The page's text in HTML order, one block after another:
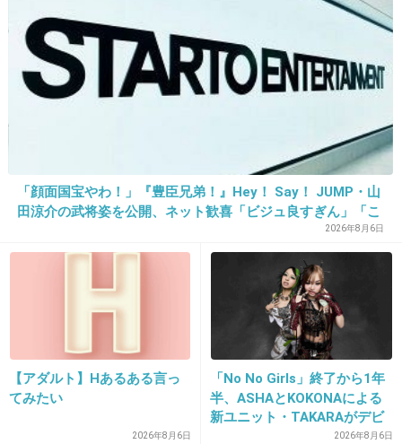
-7
歳の離れた弟がもうすぐ20歳になります。
私自身は20歳…なにしてもらったっけ？って感じです。笑
このトピ参考になるといいなー
+7
「顔面国宝やわ！」『豊臣兄弟！』Hey！ Say！ JUMP・山
田涼介の武将姿を公開、ネット歓喜「ビジュ良すぎん」「こ
2026年8月6日
【アダルト】Hあるある言っ
てみたい
2026年8月6日
「No No Girls」終了から1年
半、ASHAとKOKONAによる
新ユニット・TAKARAがデビ
2026年8月6日